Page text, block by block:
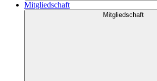
Mitgliedschaft
Mitgliedschaft